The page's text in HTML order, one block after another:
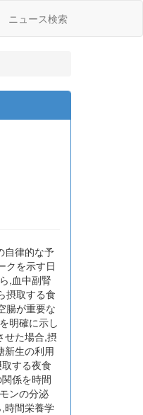
ニュース検索
自律的な予
クを示す日
,血中副腎
摂取する食
腸が重要な
明確に示し
せた場合,摂
新生の利用
する夜食
係を時間
ンの分泌
時間栄養学